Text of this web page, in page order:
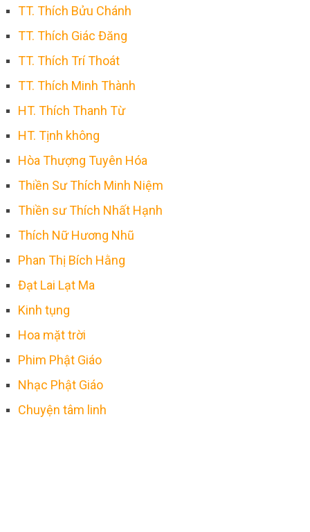
TT. Thích Bửu Chánh
TT. Thích Giác Đăng
TT. Thích Trí Thoát
TT. Thích Minh Thành
HT. Thích Thanh Từ
HT. Tịnh không
Hòa Thượng Tuyên Hóa
Thiền Sư Thích Minh Niệm
Thiền sư Thích Nhất Hạnh
Thích Nữ Hương Nhũ
Phan Thị Bích Hằng
Đạt Lai Lạt Ma
Kinh tụng
Hoa mặt trời
Phim Phật Giáo
Nhạc Phật Giáo
Chuyện tâm linh